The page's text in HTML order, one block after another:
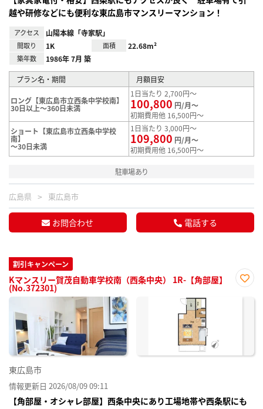
越や研修などにも便利な東広島市マンスリーマンション！
アクセス 山陽本線「寺家駅」
間取り 1K 面積 22.68m²
築年数 1986年 7月 築
プラン名・期間 月額目安
ロング【東広島市立西条中学校南】
30日以上～360日未満
1日当たり 2,700円～
100,800 円/月～
初期費用他 16,500円～
ショート【東広島市立西条中学校
南】
～30日未満
1日当たり 3,000円～
109,800 円/月～
初期費用他 16,500円～
駐車場あり
広島県 東広島市
お問合わせ 電話する
割引キャンペーン
Kマンスリー賀茂自動車学校南（西条中央） 1R-【角部屋】
(No.372301)
に入
東広島市
情報更新日 2026/08/09 09:11
【角部屋・オシャレ部屋】西条中央にあり工場地帯や西条駅にも